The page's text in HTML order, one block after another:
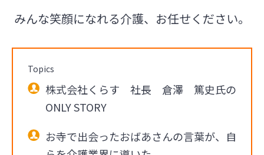
みんな笑顔になれる介護、お任せください。
Topics
株式会社くらす 社長 倉澤 篤史氏の
ONLY STORY
お寺で出会ったおばあさんの言葉が、自